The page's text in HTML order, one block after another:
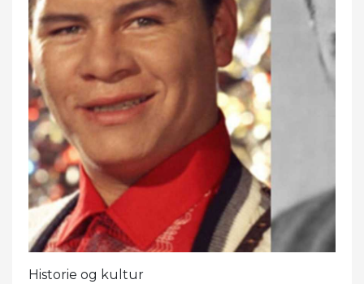
Historie og kultur